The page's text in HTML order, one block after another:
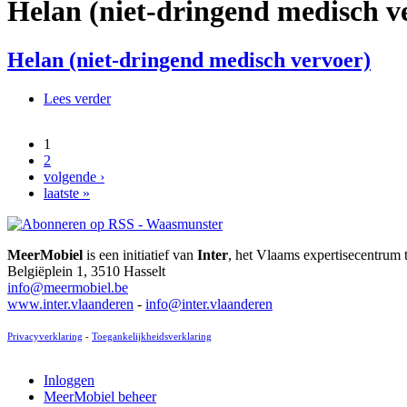
Helan (niet-dringend medisch
Helan (niet-dringend medisch vervoer)
Lees verderover Helan (niet-dringend medisch vervoer)
Pagina's
1
2
volgende ›
laatste »
MeerMobiel is een initiatief van Inter, het Vlaams expertisecentrum
Belgiëplein 1, 3510 Hasselt
info@meermobiel.be
www.inter.vlaanderen - info@inter.vlaanderen
Privacyverklaring - Toegankelijkheidsverklaring
Inloggen
MeerMobiel beheer